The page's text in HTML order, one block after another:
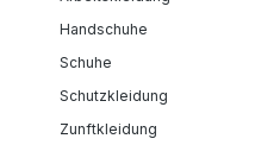
Handschuhe
Schuhe
Schutzkleidung
Zunftkleidung